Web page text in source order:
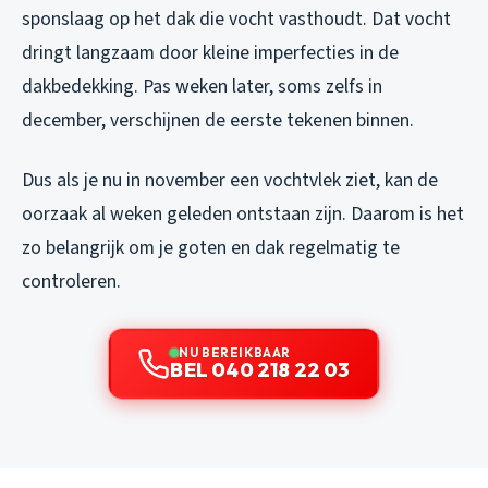
sponslaag op het dak die vocht vasthoudt. Dat vocht
dringt langzaam door kleine imperfecties in de
dakbedekking. Pas weken later, soms zelfs in
december, verschijnen de eerste tekenen binnen.
Dus als je nu in november een vochtvlek ziet, kan de
oorzaak al weken geleden ontstaan zijn. Daarom is het
zo belangrijk om je goten en dak regelmatig te
controleren.
NU BEREIKBAAR
BEL 040 218 22 03